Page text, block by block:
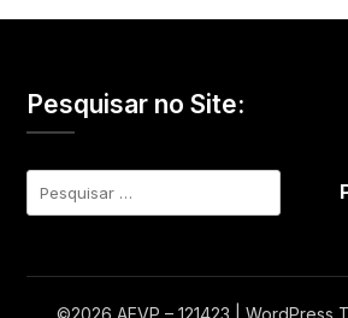
Pesquisar no Site:
Pesquisar
por:
©2026 AEVP – 121423 | WordPress